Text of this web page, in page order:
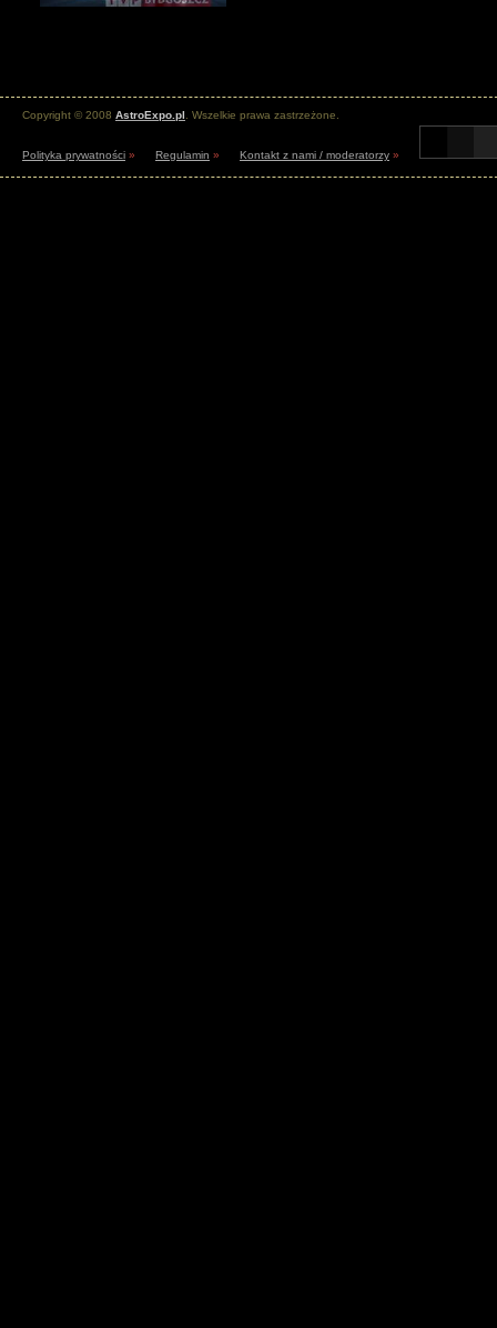
Copyright © 2008 AstroExpo.pl . Wszelkie prawa zastrzeżone.
Polityka prywatności » Regulamin » Kontakt z nami / moderatorzy »